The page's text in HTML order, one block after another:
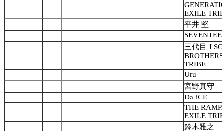
EXILE
平井 堅
三代目 J
TRIBE
Uru
宮野真守
Da-iCE
THE
EXILE
鈴木雅之